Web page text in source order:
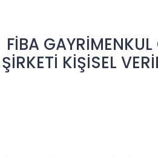
FİBA
ŞİRKETİ KİŞİSEL